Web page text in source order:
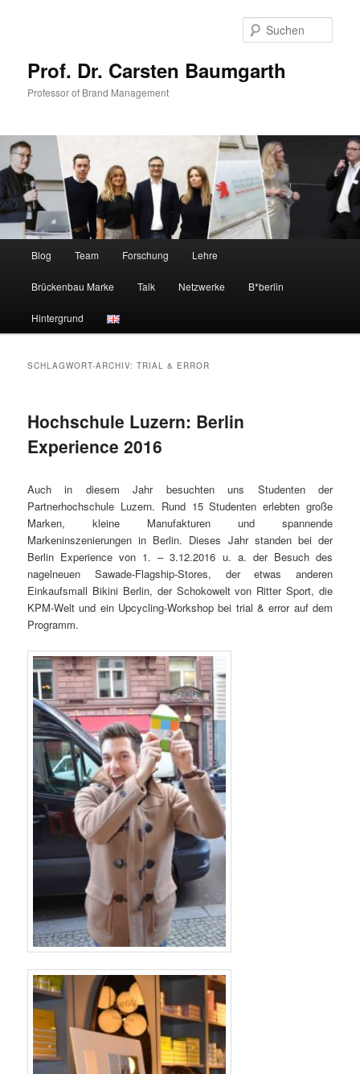
Prof. Dr. Carsten Baumgarth
Professor of Brand Management
Blog Team Forschung Lehre
Brückenbau Marke Talk Netzwerke B*berlin
Hintergrund
SCHLAGWORT-ARCHIV:TRIAL & ERROR
Hochschule Luzern: Berlin
Experience 2016
Auch in diesem Jahr besuchten uns Studenten der
Partnerhochschule Luzern. Rund 15 Studenten erlebten große
Marken, kleine Manufakturen und spannende
Markeninszenierungen in Berlin. Dieses Jahr standen bei der
Berlin Experience von 1. – 3.12.2016 u. a. der Besuch des
nagelneuen Sawade-Flagship-Stores, der etwas anderen
Einkaufsmall Bikini Berlin, der Schokowelt von Ritter Sport, die
KPM-Welt und ein Upcycling-Workshop bei trial & error auf dem
Programm.